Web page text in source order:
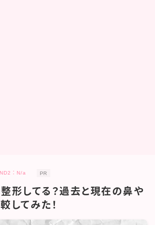
：N/a PR
形してる？過去と現在の鼻や
してみた！